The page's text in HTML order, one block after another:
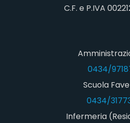
C.F. e P.IVA
0434/
Scuola
0434/
Infermeria